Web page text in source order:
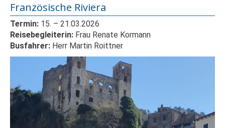
Französische Riviera
Termin: 15. – 21.03.2026
Reisebegleiterin: Frau Renate Kormann
Busfahrer: Herr Martin Roittner